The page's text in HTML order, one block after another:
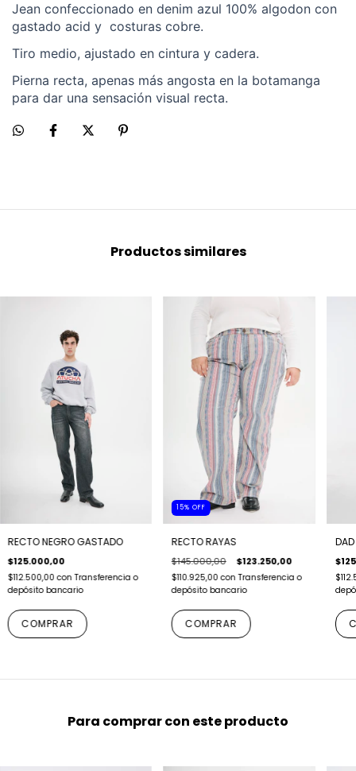
Jean confeccionado en denim azul 100% algodon con
gastado acid y costuras cobre.
Tiro medio, ajustado en cintura y cadera.
Pierna recta, apenas más angosta en la botamanga
para dar una sensación visual recta.
Productos similares
RECTO NEGRO GASTADO
$125.000,00
$112.500,00con Transferencia o
depósito bancario
COMPRAR
15% OFF
RECTO RAYAS
$145.000,00 $123.250,00
$110.925,00con Transferencia o
depósito bancario
COMPRAR
Para comprar con este producto